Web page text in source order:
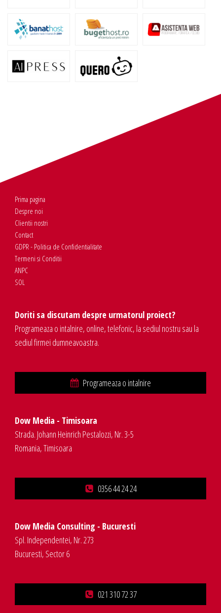
Prima pagina
Despre noi
Clientii nostri
Contact
GDPR - Politica de Confidentialitate
Termeni si Conditii
ANPC
SOL
Doriti sa discutam despre urmatorul proiect?
Programeaza o intalnire, online, telefonic, la sediul nostru sau la
sediul firmei dumneavoastra.
Programeaza o intalnire
Dow Media - Timisoara
Strada. Johann Heinrich Pestalozzi, Nr. 3-5
Romania, Timisoara
0356 44 24 24
Dow Media Consulting - Bucuresti
Spl. Independentei, Nr. 273
Bucuresti, Sector 6
021 310 72 37